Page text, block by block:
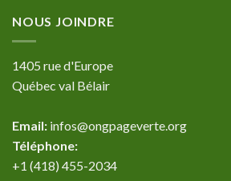
NOUS JOINDRE
1405 rue d'Europe
Québec val Bélair
Email: infos@ongpageverte.org
Téléphone:
+1 (418) 455-2034